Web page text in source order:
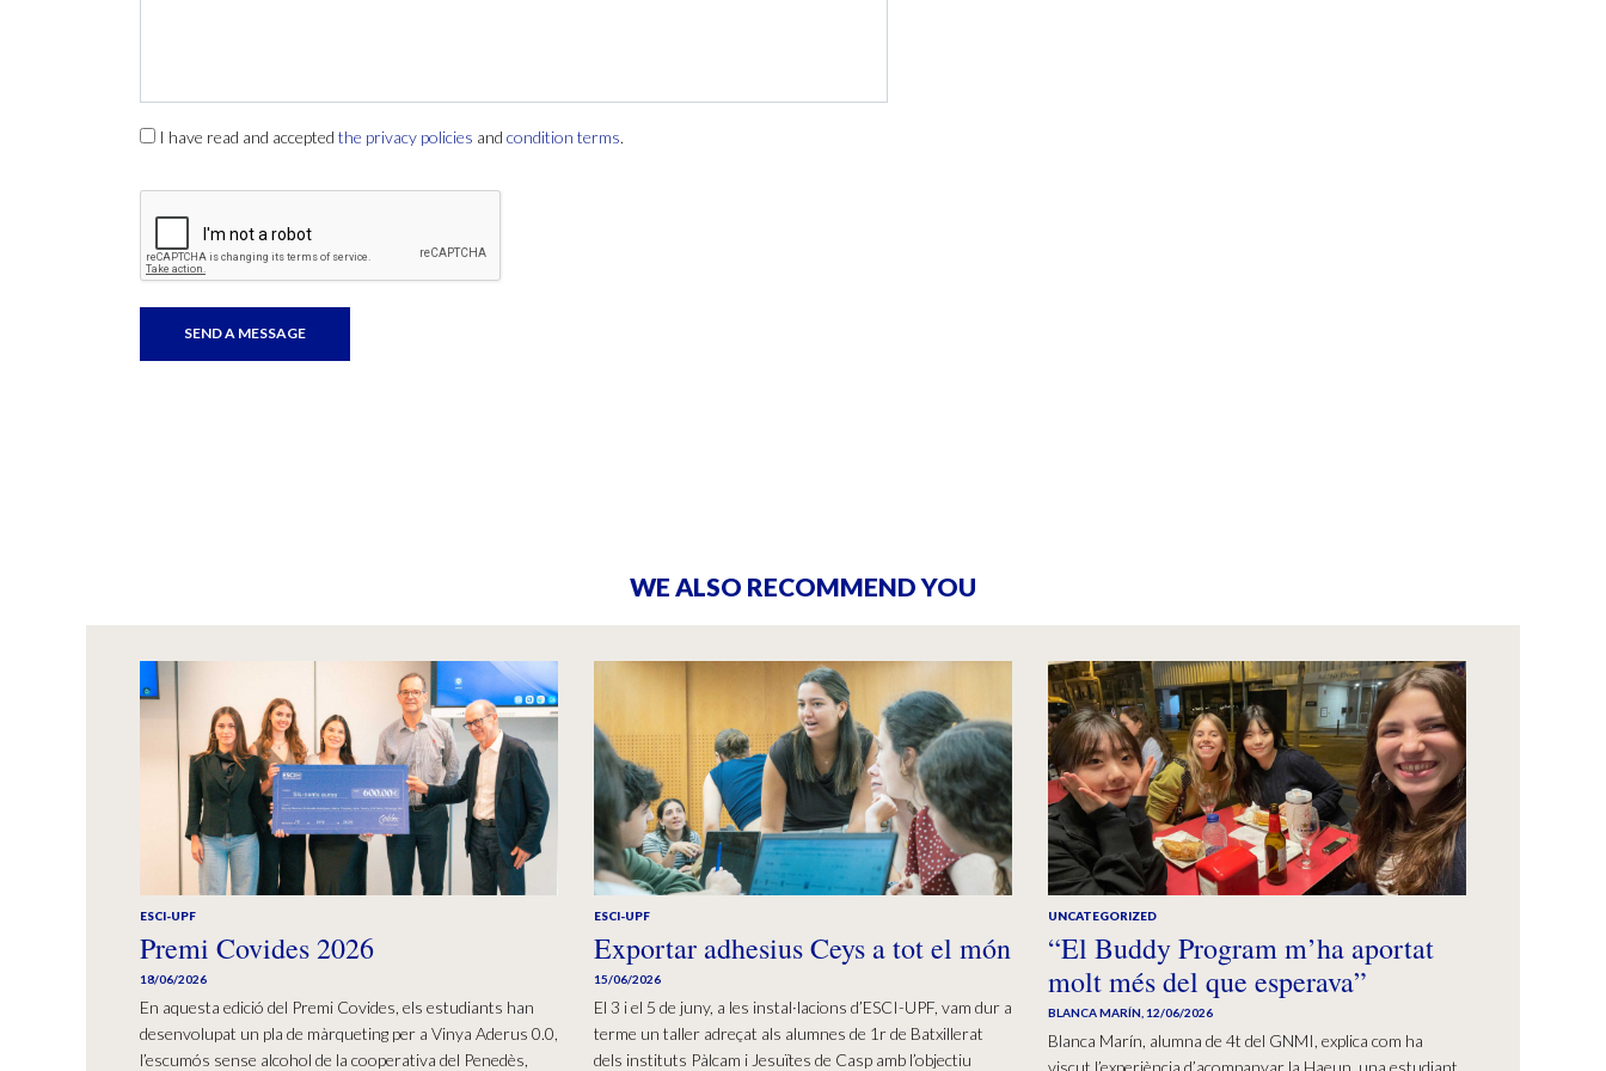
I have read and accepted the privacy policies and condition terms.
WE ALSO RECOMMEND YOU
ESCI-UPF
Premi Covides 2026
18/06/2026
En aquesta edició del Premi Covides, els estudiants han
desenvolupat un pla de màrqueting per a Vinya Aderus 0.0,
l’escumós sense alcohol de la cooperativa del Penedès,
ESCI-UPF
Exportar adhesius Ceys a tot el món
15/06/2026
El 3 i el 5 de juny, a les instal·lacions d’ESCI-UPF, vam dur a
terme un taller adreçat als alumnes de 1r de Batxillerat
dels instituts Pàlcam i Jesuïtes de Casp amb l’objectiu
UNCATEGORIZED
“El Buddy Program m’ha aportat
molt més del que esperava”
BLANCA MARÍN, 12/06/2026
Blanca Marín, alumna de 4t del GNMI, explica com ha